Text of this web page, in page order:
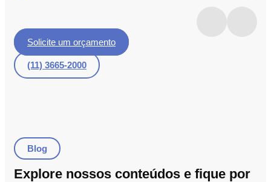
Solicite um orçamento
(11) 3665-2000
Blog
Explore nossos conteúdos e fique por